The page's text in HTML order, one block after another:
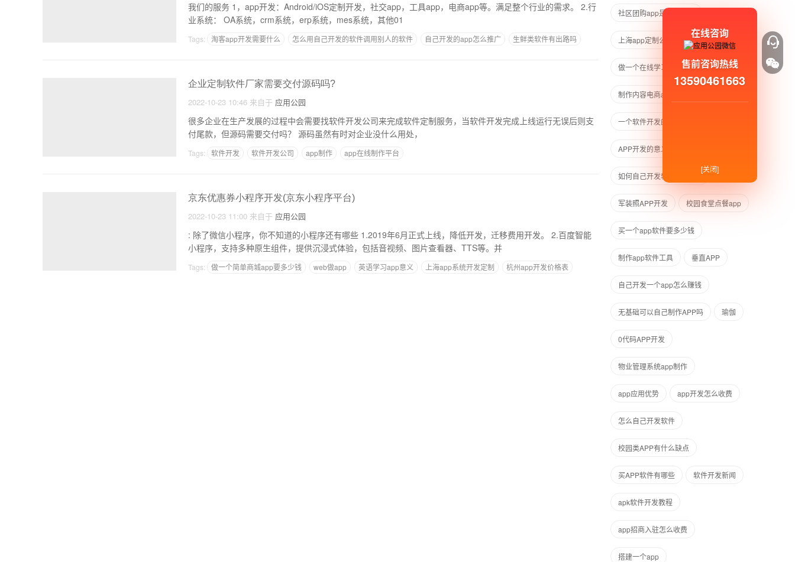
我们的服务 1，app开发：Android/iOS定制开发，社交app，工具app，电商app等。满足整个行业的需求。 2.行
业系统： OA系统，crm系统，erp系统，mes系统，其他01
Tags: 淘客app开发需要什么 怎么用自己开发的软件调用别人的软件 自己开发的app怎么推广
生鲜类软件有出路吗
企业定制软件厂家需要交付源码吗?
2022-10-23 10:46 来自于 应用公园
很多企业在生产发展的过程中会需要找软件开发公司来完成软件定制服务，当软件开发完成上线运行无误后则支
付尾款，但源码需要交付吗？ 源码虽然有时对企业没什么用处，
Tags: 软件开发 软件开发公司 app制作 app在线制作平台
京东优惠券小程序开发(京东小程序平台)
2022-10-23 11:00 来自于 应用公园
: 除了微信小程序，你不知道的小程序还有哪些 1.2019年6月正式上线，降低开发，迁移费用开发。 2.百度智能
小程序，支持多种原生组件，提供沉浸式体验，包括音视频、图片查看器、TTS等。并
Tags: 做一个简单商城app要多少钱 web做app 英语学习app意义 上海app系统开发定制
杭州app开发价格表
社区团购app是怎么做的
上海app定制公司
做一个在线学习APP要多少成本
制作内容电商app
一个软件开发的费用
APP开发的意义
如何自己开发软件app网站
军装照APP开发 校园食堂点餐app
买一个app软件要多少钱
制作app软件工具 垂直APP
自己开发一个app怎么赚钱
无基础可以自己制作APP吗 瑜伽
0代码APP开发
物业管理系统app制作
app应用优势 app开发怎么收费
怎么自己开发软件
校园类APP有什么缺点
买APP软件有哪些 软件开发新闻
apk软件开发教程
app招商入驻怎么收费
搭建一个app
在线咨询
售前咨询热线
13590461663
[关闭]